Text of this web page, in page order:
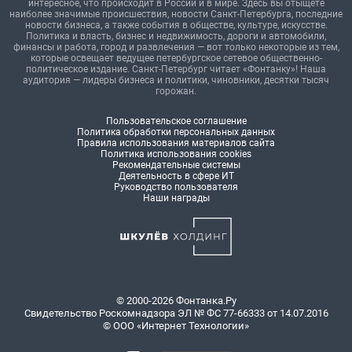
интересное, что происходит в России и в мире. Здесь вы отыщете
наиболее значимые происшествия, новости Санкт-Петербурга, последние
новости бизнеса, а также события в обществе, культуре, искусстве.
Политика и власть, бизнес и недвижимость, дороги и автомобили,
финансы и работа, город и развлечения — вот только некоторые из тем,
которые освещает ведущее петербургское сетевое общественно-
политическое издание. Санкт-Петербург читает «Фонтанку»! Наша
аудитория — лидеры бизнеса и политики, чиновники, десятки тысяч
горожан.
Пользовательское соглашение
Политика обработки персональных данных
Правила использования материалов сайта
Политика использования cookies
Рекомендательные системы
Деятельность в сфере ИТ
Руководство пользователя
Наши награды
© 2000-2026 Фонтанка.Ру
Свидетельство Роскомнадзора ЭЛ № ФС 77-66333 от 14.07.2016
© ООО «Интернет Технологии»